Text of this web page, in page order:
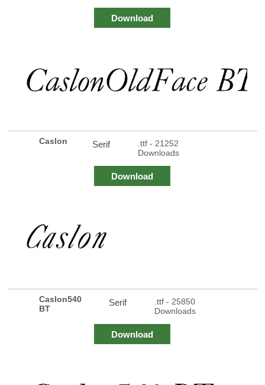
Download
Caslon Serif
.ttf - 21252
Downloads
Download
Caslon540
BT
Serif
.ttf - 25850
Downloads
Download